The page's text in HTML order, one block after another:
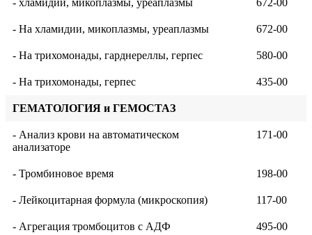
- хламидии, микоплазмы, уреаплазмы 672-00
- На хламидии, микоплазмы, уреаплазмы 672-00
- На трихомонады, гарднереллы, герпес 580-00
- На трихомонады, герпес 435-00
ГЕМАТОЛОГИЯ и ГЕМОСТАЗ
- Анализ крови на автоматическом
анализаторе
171-00
- Тромбиновое время 198-00
- Лейкоцитарная формула (микроскопия) 117-00
- Агрегация тромбоцитов с АДФ 495-00